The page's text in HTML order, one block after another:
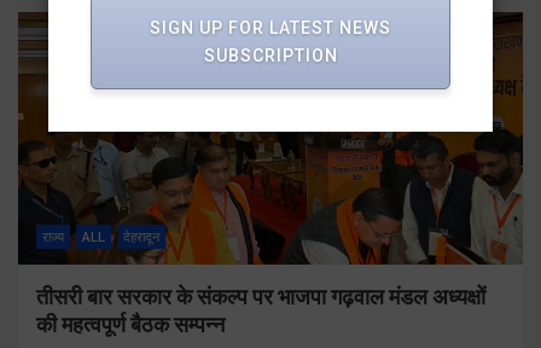
राज्य ALL देहरादून
तीसरी बार सरकार के संकल्प पर भाजपा गढ़वाल मंडल अध्यक्षों
की महत्वपूर्ण बैठक सम्पन्न
SIGN UP FOR LATEST NEWS
SUBSCRIPTION